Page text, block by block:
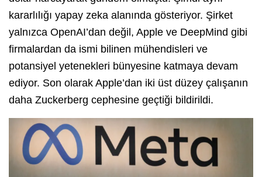
kararlılığı yapay zeka alanında gösteriyor. Şirket
yalnızca OpenAI’dan değil, Apple ve DeepMind gibi
firmalardan da ismi bilinen mühendisleri ve
potansiyel yetenekleri bünyesine katmaya devam
ediyor. Son olarak Apple’dan iki üst düzey çalışanın
daha Zuckerberg cephesine geçtiği bildirildi.